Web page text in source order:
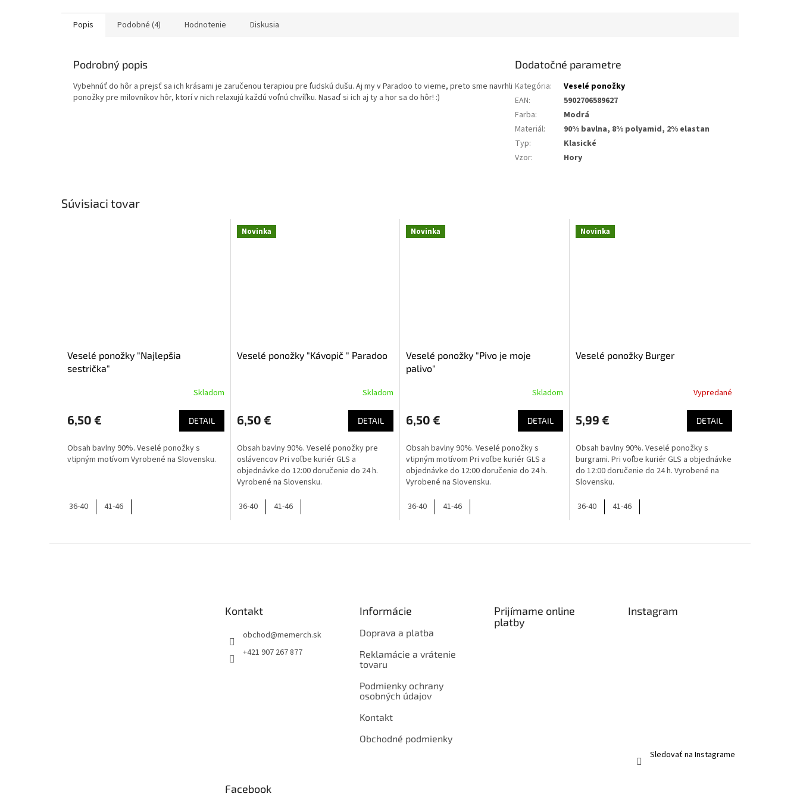
Súvisiaci tovar
Veselé ponožky "Najlepšia
sestrička"
Skladom
6,50 € DETAIL
Obsah bavlny 90%. Veselé ponožky s
vtipným motívom Vyrobené na Slovensku.
36-40 41-46
Novinka
Veselé ponožky "Kávopič " Paradoo
Skladom
6,50 € DETAIL
Obsah bavlny 90%. Veselé ponožky pre
oslávencov Pri voľbe kuriér GLS a
objednávke do 12:00 doručenie do 24 h.
Vyrobené na Slovensku.
36-40 41-46
Novinka
Veselé ponožky "Pivo je moje
palivo"
Skladom
6,50 € DETAIL
Obsah bavlny 90%. Veselé ponožky s
vtipným motívom Pri voľbe kuriér GLS a
objednávke do 12:00 doručenie do 24 h.
Vyrobené na Slovensku.
36-40 41-46
Novinka
Veselé ponožky Burger
Vypredané
5,99 € DETAIL
Obsah bavlny 90%. Veselé ponožky s
burgrami. Pri voľbe kuriér GLS a objednávke
do 12:00 doručenie do 24 h. Vyrobené na
Slovensku.
36-40 41-46
Popis Podobné (4) Hodnotenie Diskusia
Podrobný popis
Vybehnúť do hôr a prejsť sa ich krásami je zaručenou terapiou pre ľudskú dušu. Aj my v Paradoo to vieme, preto sme navrhli
ponožky pre milovníkov hôr, ktorí v nich relaxujú každú voľnú chvíľku. Nasaď si ich aj ty a hor sa do hôr! :)
Dodatočné parametre
Kategória:
Veselé ponožky
EAN:
5902706589627
Farba:
Modrá
Materiál:
90% bavlna, 8% polyamid, 2% elastan
Typ:
Klasické
Vzor: Hory
Kontakt
obchod@memerch.sk
+421 907 267 877
Informácie
Doprava a platba
Reklamácie a vrátenie
tovaru
Podmienky ochrany
osobných údajov
Kontakt
Obchodné podmienky
Prijímame online
platby
Instagram
Sledovať na Instagrame
Facebook